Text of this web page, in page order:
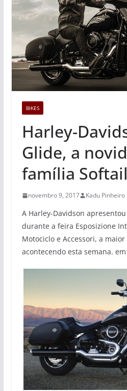
BIKES
Harley-
Glide, a
família Softail
novembro 9, 2017 Kadu Pinheiro
A Harley-Davidson
durante a feira Esposizione
Motociclo e Accessori, a
acontecendo esta semana.